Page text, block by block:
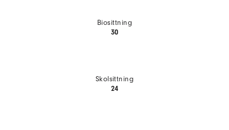
Biosittning
30
Skolsittning
24